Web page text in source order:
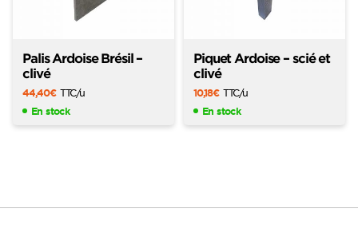
Palis Ardoise Brésil –
clivé
44,40€ TTC/u
En stock
Piquet Ardoise – scié et
clivé
10,18€ TTC/u
En stock